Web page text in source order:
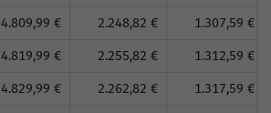
4.809,99 € 2.248,82 € 1.307,59 €
4.819,99 € 2.255,82 € 1.312,59 €
4.829,99 € 2.262,82 € 1.317,59 €